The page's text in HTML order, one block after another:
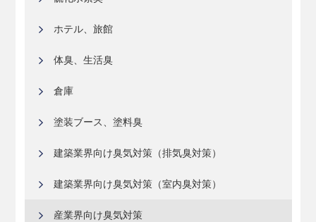
ホテル、旅館
体臭、生活臭
倉庫
塗装ブース、塗料臭
建築業界向け臭気対策（排気臭対策）
建築業界向け臭気対策（室内臭対策）
産業界向け臭気対策